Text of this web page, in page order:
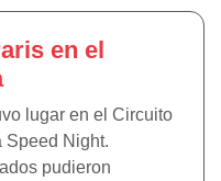
en el
lugar en el Circuito
Speed Night.
pudieron